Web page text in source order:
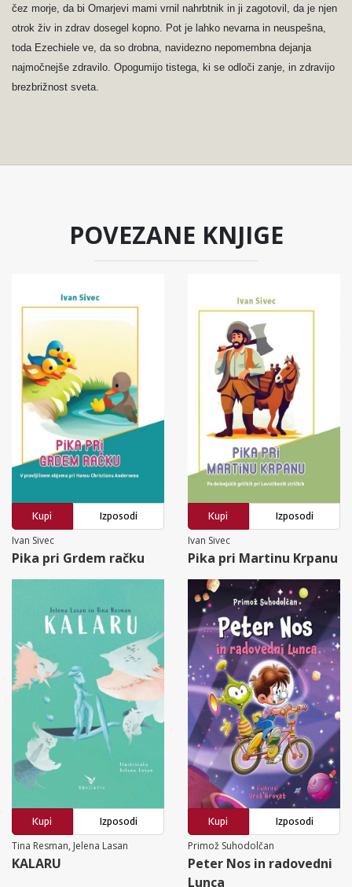
čez morje, da bi Omarjevi mami vrnil nahrbtnik in ji zagotovil, da je njen
otrok živ in zdrav dosegel kopno. Pot je lahko nevarna in neuspešna,
toda Ezechiele ve, da so drobna, navidezno nepomembna dejanja
najmočnejše zdravilo. Opogumijo tistega, ki se odloči zanje, in zdravijo
brezbrižnost sveta.
POVEZANE KNJIGE
Kupi
Izposodi
Ivan Sivec
Pika pri Grdem račku
Kupi
Izposodi
Ivan Sivec
Pika pri Martinu Krpanu
Kupi
Izposodi
Tina Resman, Jelena Lasan
KALARU
Kupi
Izposodi
Primož Suhodolčan
Peter Nos in radovedni
Lunca